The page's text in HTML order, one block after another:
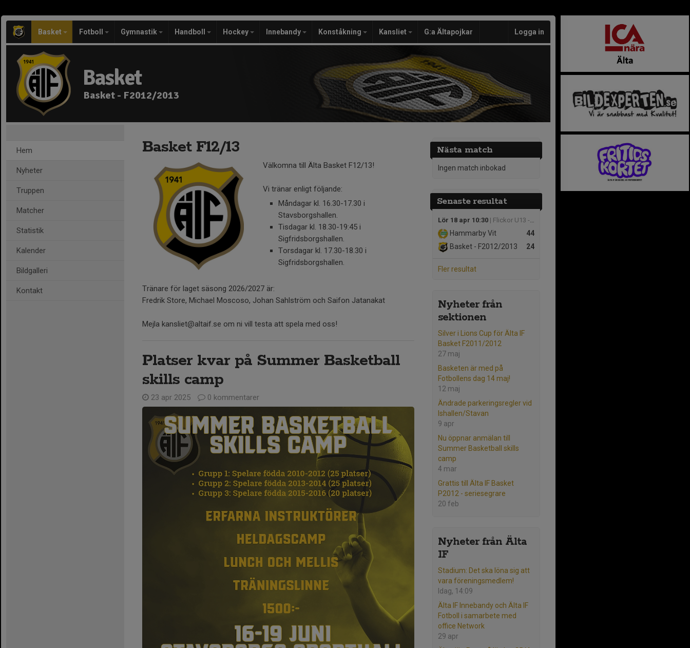
Basket Fotboll Gymnastik Handboll Hockey Innebandy Konståkning Kansliet G:a Ältapojkar Logga in
Basket
Basket - F2012/2013
Hem
Nyheter
Truppen
Matcher
Statistik
Kalender
Bildgalleri
Kontakt
Nästa match
Ingen match inbokad
Senaste resultat
Lör 18 apr 10:30 | Flickor U13 - Lions Basket Cup
44
Hammarby Vit
24
Basket - F2012/2013
Fler resultat
Nyheter från
sektionen
Silver i Lions Cup för Älta IF
Basket F2011/2012
27 maj
Basketen är med på
Fotbollens dag 14 maj!
12 maj
Ändrade parkeringsregler vid
Ishallen/Stavan
9 apr
Nu öppnar anmälan till
Summer Basketball skills
camp
4 mar
Grattis till Älta IF Basket
P2012 - seriesegrare
20 feb
Nyheter från Älta
IF
Stadium: Det ska löna sig att
vara föreningsmedlem!
Idag, 14:09
Älta IF Innebandy och Älta IF
Fotboll i samarbete med
office Network
29 apr
Basket F12/13
Välkomna till Älta Basket F12/13!
Vi tränar enligt följande:
Måndagar kl. 16.30-17.30 i
Stavsborgshallen.
Tisdagar kl. 18.30-19:45 i
Sigfridsborgshallen.
Torsdagar kl. 17.30-18.30 i
Sigfridsborgshallen.
Tränare för laget säsong 2026/2027 är:
Fredrik Store, Michael Moscoso, Johan Sahlström och Saifon Jatanakat
Mejla kansliet@altaif.se om ni vill testa att spela med oss!
Platser kvar på Summer Basketball
skills camp
23 apr 2025 0 kommentarer